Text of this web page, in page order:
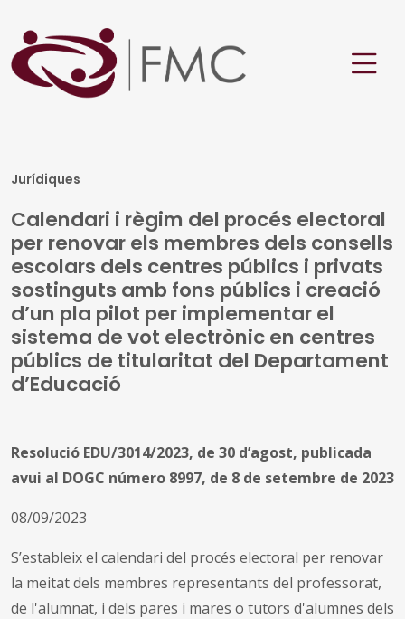
Jurídiques
Calendari i règim del procés electoral
per renovar els membres dels consells
escolars dels centres públics i privats
sostinguts amb fons públics i creació
d’un pla pilot per implementar el
sistema de vot electrònic en centres
públics de titularitat del Departament
d’Educació
Resolució EDU/3014/2023, de 30 d’agost, publicada
avui al DOGC número 8997, de 8 de setembre de 2023
08/09/2023
S’estableix el calendari del procés electoral per renovar
la meitat dels membres representants del professorat,
de l'alumnat, i dels pares i mares o tutors d'alumnes dels